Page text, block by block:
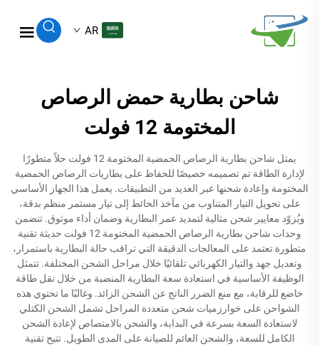
AR
شاحن بطارية حمض الرصاص
المختومة 12 فولت
يمثل شاحن بطارية الرصاص الحمضية المختومة 12 فولت حلاً متطورًا
لإدارة الطاقة تم تصميمه خصيصًا للحفاظ على بطاريات الرصاص الحمضية
المختومة وإعادة شحنها عبر العديد من التطبيقات. يعمل هذا الجهاز الأساسي
على تحويل التيار المتناوب من مآخذ الحائط إلى تيار مستمر منظم بدقة،
ويُزوّد معايير شحن مثالية لتمديد عمر البطارية وضمان أداء موثوق. تتضمن
وحدات شاحن بطارية الرصاص الحمضية المختومة 12 فولت حديثة تقنية
متطورة تعتمد على المعالجات الدقيقة التي تراقب حالة البطارية باستمرار،
وتعديل جهد والتيار الكهربائي تلقائيًا خلال مراحل الشحن المختلفة. تتمثل
الوظيفة الأساسية في استعادة سعة البطارية المنضبة من خلال نقل طاقة
خاضع للرقابة، مع منع الضرر الناتج عن الشحن الزائد. وغالبًا ما تحتوي هذه
الشواحن على خوارزميات شحن متعددة المراحل تشمل الشحن الكتلي
لاستعادة السعة بسرعة في البداية، والشحن بالامتصاص لإعادة الشحن
الكامل للسعة، والشحن العائم للصيانة على المدى الطويل. تتيح تقنية